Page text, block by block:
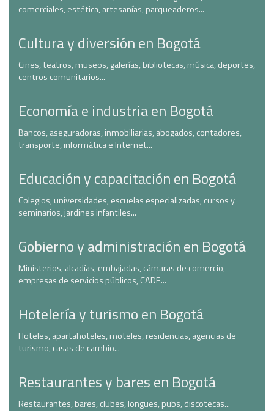
comerciales, estética, artesanías, parqueaderos...
Cultura y diversión en Bogotá
Cines, teatros, museos, galerías, bibliotecas, música, deportes,
centros comunitarios...
Economía e industria en Bogotá
Bancos, aseguradoras, inmobiliarias, abogados, contadores,
transporte, informática e Internet...
Educación y capacitación en Bogotá
Colegios, universidades, escuelas especializadas, cursos y
seminarios, jardines infantiles...
Gobierno y administración en Bogotá
Ministerios, alcadías, embajadas, cámaras de comercio,
empresas de servicios públicos, CADE...
Hotelería y turismo en Bogotá
Hoteles, apartahoteles, moteles, residencias, agencias de
turismo, casas de cambio...
Restaurantes y bares en Bogotá
Restaurantes, bares, clubes, longues, pubs, discotecas...